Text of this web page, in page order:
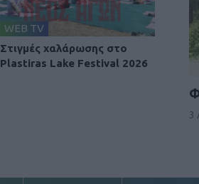
WEB TV
Στιγμές χαλάρωσης στο
Plastiras Lake Festival 2026
3